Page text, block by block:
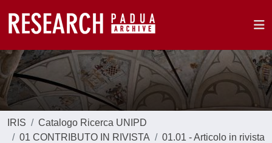
IRIS
Catalogo Ricerca UNIPD
01 CONTRIBUTO IN RIVISTA
01.01 - Articolo in rivista